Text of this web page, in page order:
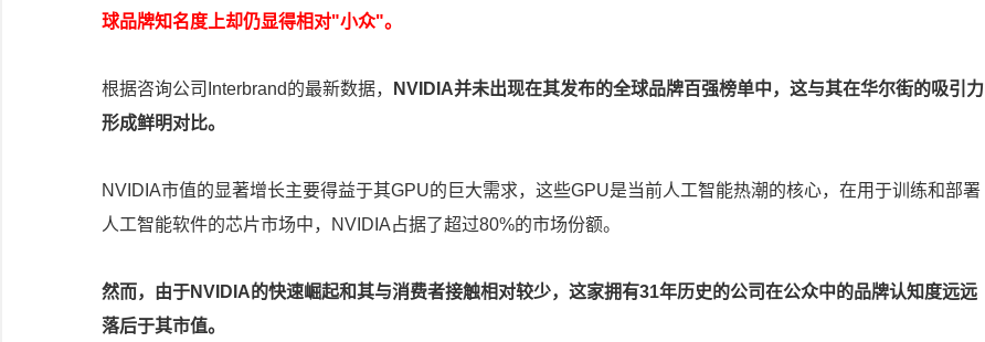
球品牌知名度上却仍显得相对"小众"。
根据咨询公司Interbrand的最新数据，
NVIDIA并未出现在其发布的全球品牌百强榜单中，这与其在华尔街的吸引力
形成鲜明对比。
NVIDIA市值的显著增长主要得益于其GPU的巨大需求，这些GPU是当前人工智能热潮的核心，在用于训练和部署
人工智能软件的芯片市场中，NVIDIA占据了超过80%的市场份额。
然而，由于NVIDIA的快速崛起和其与消费者接触相对较少，这家拥有31年历史的公司在公众中的品牌认知度远远
落后于其市值。